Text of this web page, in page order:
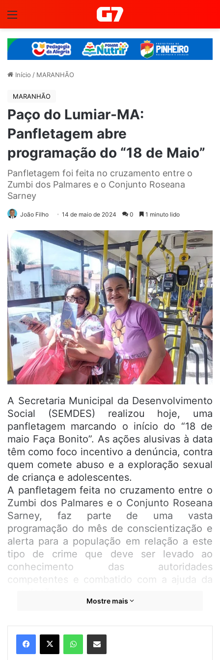
Início / MARANHÃO
MARANHÃO
Paço do Lumiar-MA:
Panfletagem abre
programação do “18 de Maio”
Panfletagem foi feita no cruzamento entre o
Zumbi dos Palmares e o Conjunto Roseana
Sarney
João Filho 14 de maio de 2024 0 1 minuto lido
A Secretaria Municipal da Desenvolvimento
Social (SEMDES) realizou hoje, uma
panfletagem marcando o início do “18 de
maio Faça Bonito”. As ações alusivas à data
têm como foco incentivo a denúncia, contra
quem comete abuso e a exploração sexual
de criança e adolescentes.
A panfletagem feita no cruzamento entre o
Zumbi dos Palmares e o Conjunto Roseana
Sarney, faz parte de uma vasta
programação do mês de conscientização e
alerta para a população em relação a este
tipo de crime que deve ser levado ao
conhecimento das autoridades
competentes e combatido com a ajuda da
“Durante todo este mês programamos em
Adolescente, atividades para chamar a
atenção da população e diversos setores da
Mostre mais